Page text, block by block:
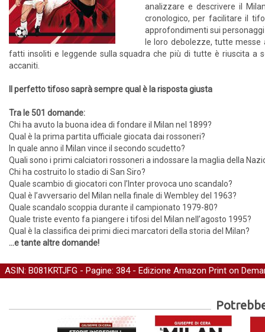
analizzare e descrivere il
cronologico, per facilitare il
approfondimenti sui
le loro debolezze, tutte messe
fatti insoliti e leggende sulla squadra che più di tutte è riuscita a
accaniti.
Il perfetto tifoso saprà sempre qual è la risposta giusta
Tra le 501 domande:
Chi ha avuto la buona idea di fondare il Milan nel 1899?
Qual è la prima partita ufficiale giocata dai rossoneri?
In quale anno il Milan vince il secondo scudetto?
Quali sono i primi calciatori rossoneri a indossare la maglia della
Chi ha costruito lo stadio di San Siro?
Quale scambio di giocatori con l’Inter provoca uno scandalo?
Qual è l’avversario del Milan nella finale di Wembley del 1963?
Quale scandalo scoppia durante il campionato 1979-80?
Quale triste evento fa piangere i tifosi del Milan nell’agosto 1995?
Qual è la classifica dei primi dieci marcatori della storia del Milan?
...e tante altre domande!
ASIN: B081KRTJFG - Pagine: 384 - Edizione Amazon Print on